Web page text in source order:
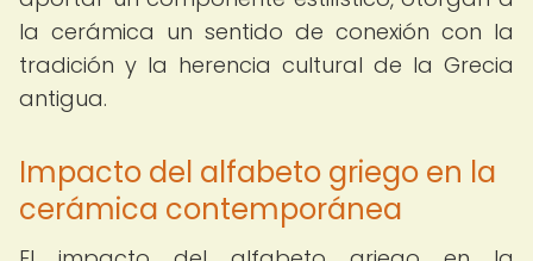
la cerámica un sentido de conexión con la
tradición y la herencia cultural de la Grecia
antigua.
Impacto del alfabeto griego en la
cerámica contemporánea